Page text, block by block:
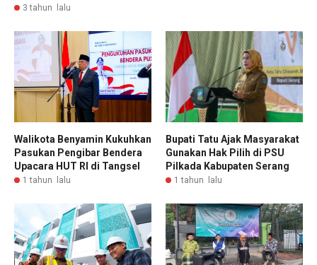
3 tahun lalu
Walikota Benyamin Kukuhkan
Pasukan Pengibar Bendera
Upacara HUT RI di Tangsel
1 tahun lalu
Bupati Tatu Ajak Masyarakat
Gunakan Hak Pilih di PSU
Pilkada Kabupaten Serang
1 tahun lalu